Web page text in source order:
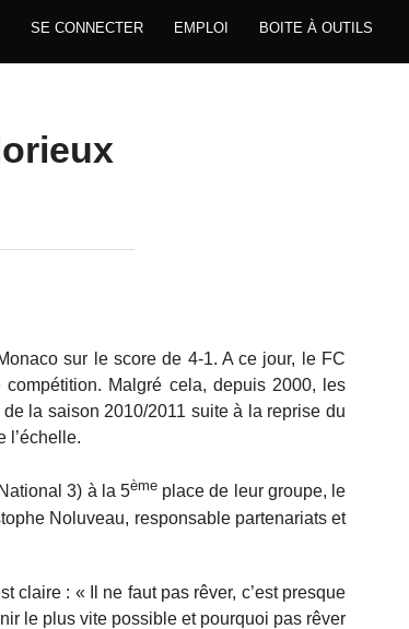
SE CONNECTER EMPLOI BOITE À OUTILS
sur le score de 4-1. A ce jour, le FC
Malgré cela, depuis 2000, les
la saison 2010/2011 suite à la reprise du
l’échelle.
3) à la 5èmeplace de leur groupe, le
Noluveau, responsable partenariats et
claire : « Il ne faut pas rêver, c’est presque
le plus vite possible et pourquoi pas rêver